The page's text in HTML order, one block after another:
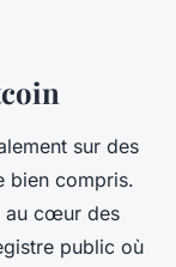
sur des
bien compris.
au cœur des
public où